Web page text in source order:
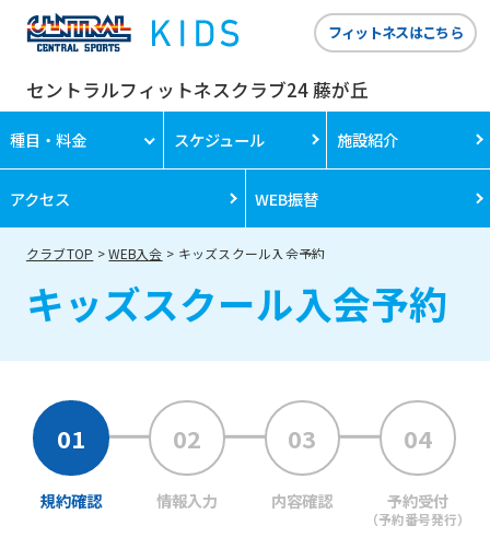
セントラルフィットネスクラブ24 藤が丘
フィットネスはこちら
種目・料金 スケジュール 施設紹介
アクセス WEB振替
クラブTOP WEB入会 キッズスクール入会予約
キッズスクール入会予約
規約確認 情報入力 内容確認 予約受付
（予約番号発行）